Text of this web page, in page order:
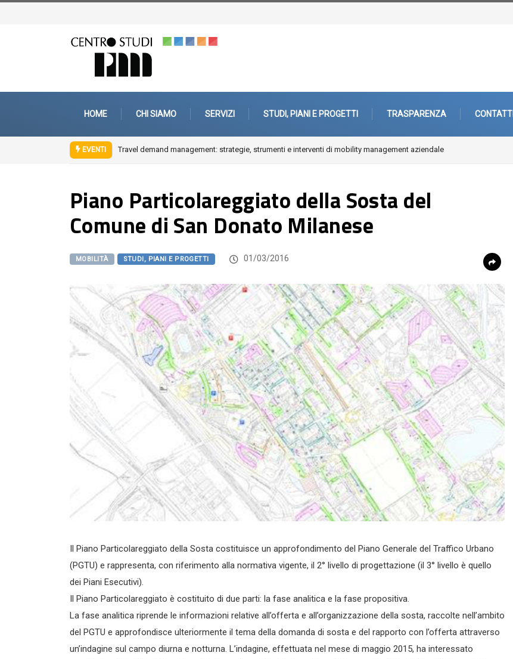
HOME CHI SIAMO SERVIZI STUDI, PIANI E PROGETTI TRASPARENZA CONTATTI
EVENTI
di mobility management aziendaleFuori città. Architetture, paesaggi, periferie
Piano Particolareggiato della Sosta del
Comune di San Donato Milanese
MOBILITÀ STUDI, PIANI E PROGETTI 01/03/2016
Il Piano Particolareggiato della Sosta costituisce un approfondimento del Piano Generale del Traffico Urbano
(PGTU) e rappresenta, con riferimento alla normativa vigente, il 2° livello di progettazione (il 3° livello è quello
dei Piani Esecutivi).
Il Piano Particolareggiato è costituito di due parti: la fase analitica e la fase propositiva.
La fase analitica riprende le informazioni relative all’offerta e all’organizzazione della sosta, raccolte nell’ambito
del PGTU e approfondisce ulteriormente il tema della domanda di sosta e del rapporto con l’offerta attraverso
un’indagine sul campo diurna e notturna. L’indagine, effettuata nel mese di maggio 2015, ha interessato